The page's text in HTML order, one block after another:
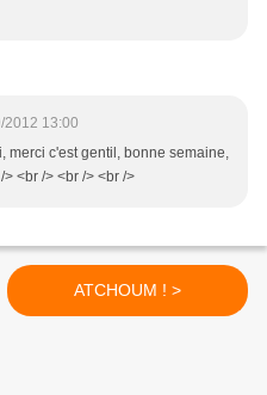
2012 13:00
merci c'est gentil, bonne semaine,
<br /> <br /> <br />
ATCHOUM ! >